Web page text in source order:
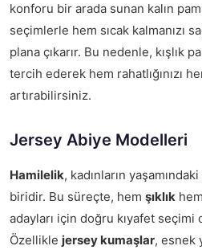
konforu bir arada sunan kalın
seçimlerle hem sıcak kalmanızı
plana çıkarır. Bu nedenle, kışlık
tercih ederek hem rahatlığınızı
artırabilirsiniz.
Jersey Abiye Modelleri
Hamilelik, kadınların
biridir. Bu süreçte, hem şıklık
adayları için doğru kıyafet seçimi
Özellikle jersey kumaşlar, esnek